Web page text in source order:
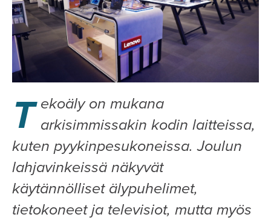
T ekoäly on mukana
arkisimmissakin kodin laitteissa,
kuten pyykinpesukoneissa. Joulun
lahjavinkeissä näkyvät
käytännölliset älypuhelimet,
tietokoneet ja televisiot, mutta myös